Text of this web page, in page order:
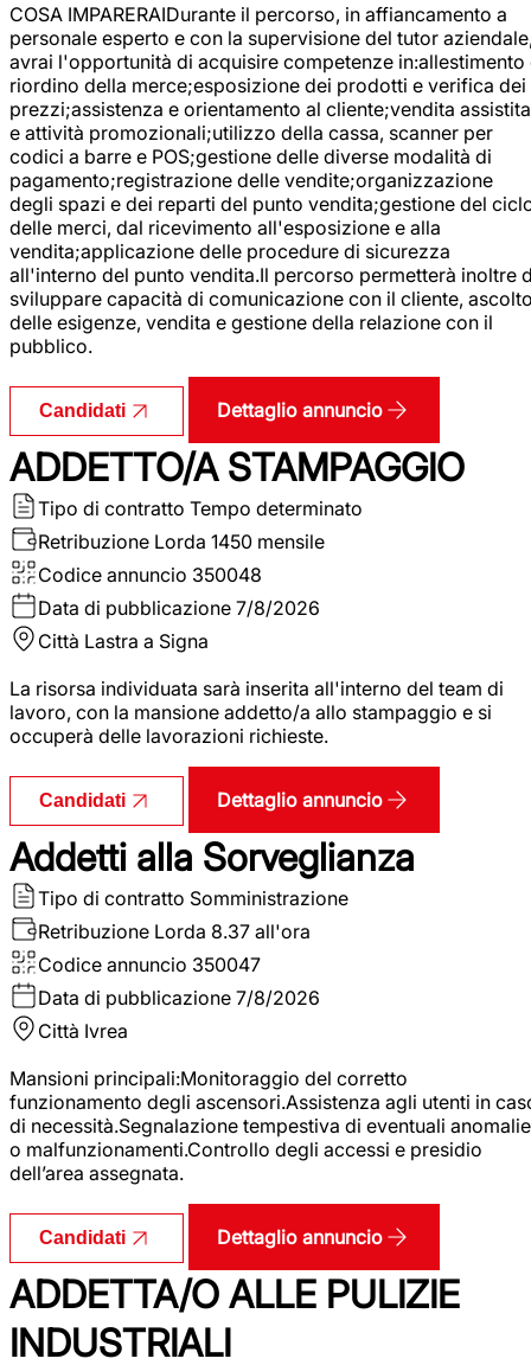
COSA IMPARERAIDurante il percorso, in affiancamento a
personale esperto e con la supervisione del tutor
avrai l'opportunità di acquisire competenze in:allestimento
riordino della merce;esposizione dei prodotti e verifica dei
prezzi;assistenza e orientamento al cliente;vendita assistita
e attività promozionali;utilizzo della cassa, scanner per
codici a barre e POS;gestione delle diverse modalità di
pagamento;registrazione delle vendite;organizzazione
degli spazi e dei reparti del punto vendita;gestione del
delle merci, dal ricevimento all'esposizione e alla
vendita;applicazione delle procedure di sicurezza
all'interno del punto vendita.Il percorso permetterà inoltre
sviluppare capacità di comunicazione con il cliente,
delle esigenze, vendita e gestione della relazione con il
pubblico.
Candidati Dettaglio annuncio
ADDETTO/A STAMPAGGIO
Tipo di contratto Tempo determinato
Retribuzione Lorda 1450 mensile
Codice annuncio 350048
Data di pubblicazione 7/8/2026
Città Lastra a Signa
La risorsa individuata sarà inserita all'interno del team di
lavoro, con la mansione addetto/a allo stampaggio e si
occuperà delle lavorazioni richieste.
Candidati Dettaglio annuncio
Addetti alla Sorveglianza
Tipo di contratto Somministrazione
Retribuzione Lorda 8.37 all'ora
Codice annuncio 350047
Data di pubblicazione 7/8/2026
Città Ivrea
Mansioni principali:Monitoraggio del corretto
funzionamento degli ascensori.Assistenza agli utenti in
di necessità.Segnalazione tempestiva di eventuali anomalie
o malfunzionamenti.Controllo degli accessi e presidio
dell’area assegnata.
Candidati Dettaglio annuncio
ADDETTA/O ALLE PULIZIE
INDUSTRIALI